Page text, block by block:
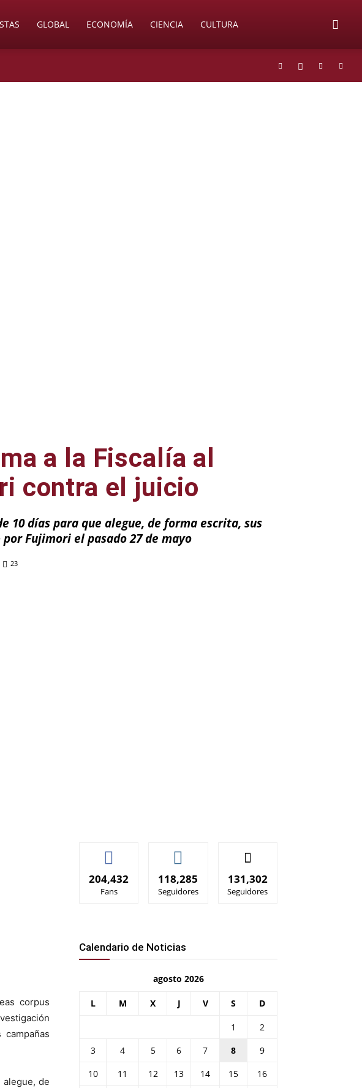
GLOBAL ECONOMÍA CIENCIA CULTURA
a la Fiscalía al
contra el juicio
10 días para que alegue, de forma escrita, sus
Fujimori el pasado 27 de mayo
23
corpus
alegue, de
204,432
Fans
118,285
Seguidores
131,302
Seguidores
Calendario de Noticias
agosto 2026
L M X J V S D
1
2
3
4 5 6 7 8
9
10
11 12 13 14 15
16